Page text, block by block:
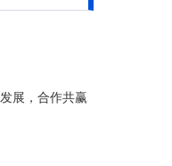
展，合作共赢